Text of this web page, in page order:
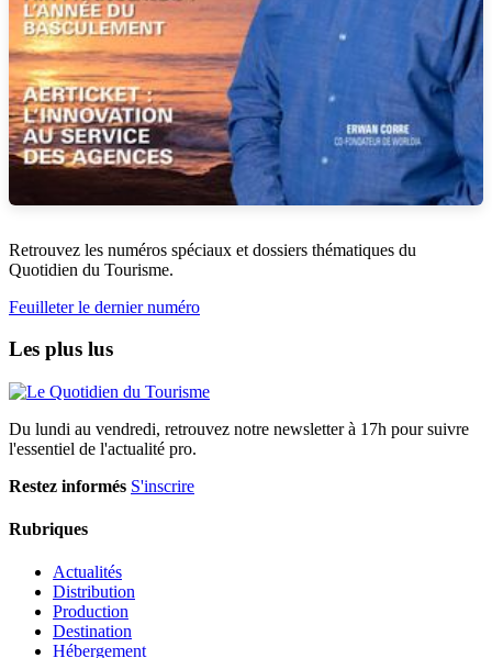
Retrouvez les numéros spéciaux et dossiers thématiques du
Quotidien du Tourisme.
Feuilleter le dernier numéro
Les plus lus
Du lundi au vendredi, retrouvez notre newsletter à 17h pour suivre
l'essentiel de l'actualité pro.
Restez informés S'inscrire
Rubriques
Actualités
Distribution
Production
Destination
Hébergement